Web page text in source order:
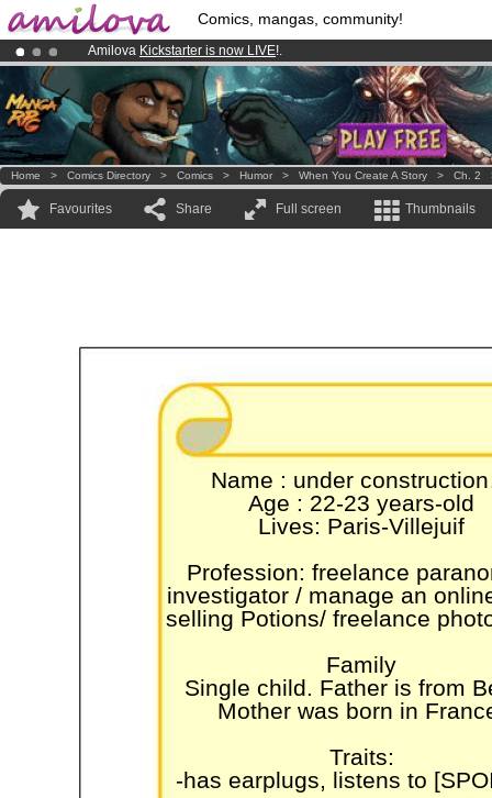
Comics, mangas, community!
Amilova Kickstarter is now LIVE!.
Premium membership from3.95 eurosper month !Get membership
Already 100000membersand 1000 comics & mangas!.
Home > Comics Directory > Comics > Humor > When You Create A Story > Ch. 2
Favourites Share Full screen Thumbnails
Name : under
Age : 22-23 years-old
Lives: Paris-Villejuif
Profession: freelance
investigator / manage an
selling Potions/ freelance
Family
Single child. Father is from
Mother was born in
Traits:
-has earplugs, listens to